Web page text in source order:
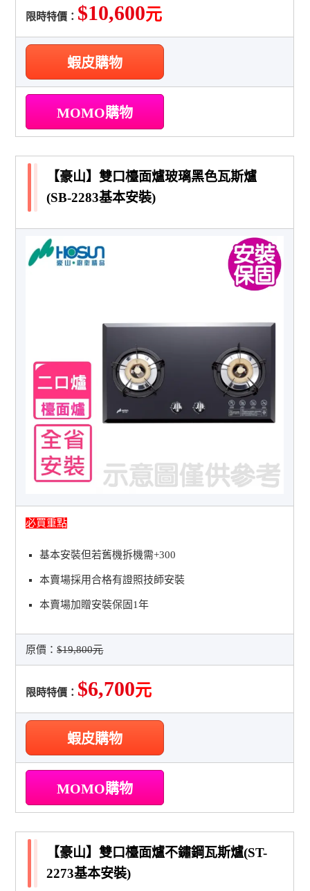
限時特價： $10,600元
蝦皮購物
MOMO購物
【豪山】雙口檯面爐玻璃黑色瓦斯爐
(SB-2283基本安裝)
必買重點
基本安裝但若舊機拆機需+300
本賣場採用合格有證照技師安裝
本賣場加贈安裝保固1年
原價：$19,800元
限時特價： $6,700元
蝦皮購物
MOMO購物
【豪山】雙口檯面爐不鏽鋼瓦斯爐(ST-
2273基本安裝)